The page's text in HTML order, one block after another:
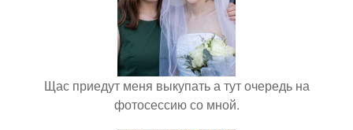
Щас приедут меня выкупать а тут очередь на
фотосессию со мной.